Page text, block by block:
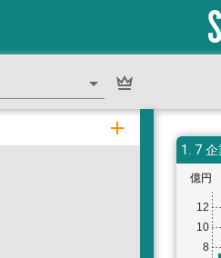
1. 7
億円
8
10
12